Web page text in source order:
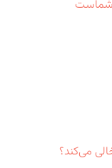
شماست
می‌کند؟